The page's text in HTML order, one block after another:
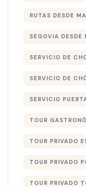
RUTAS DESDE
SEGOVIA DESDE
SERVICIO DE
SERVICIO DE
SERVICIO
TOUR
TOUR PRIVADO
TOUR PRIVADO
TOUR PRIVADO